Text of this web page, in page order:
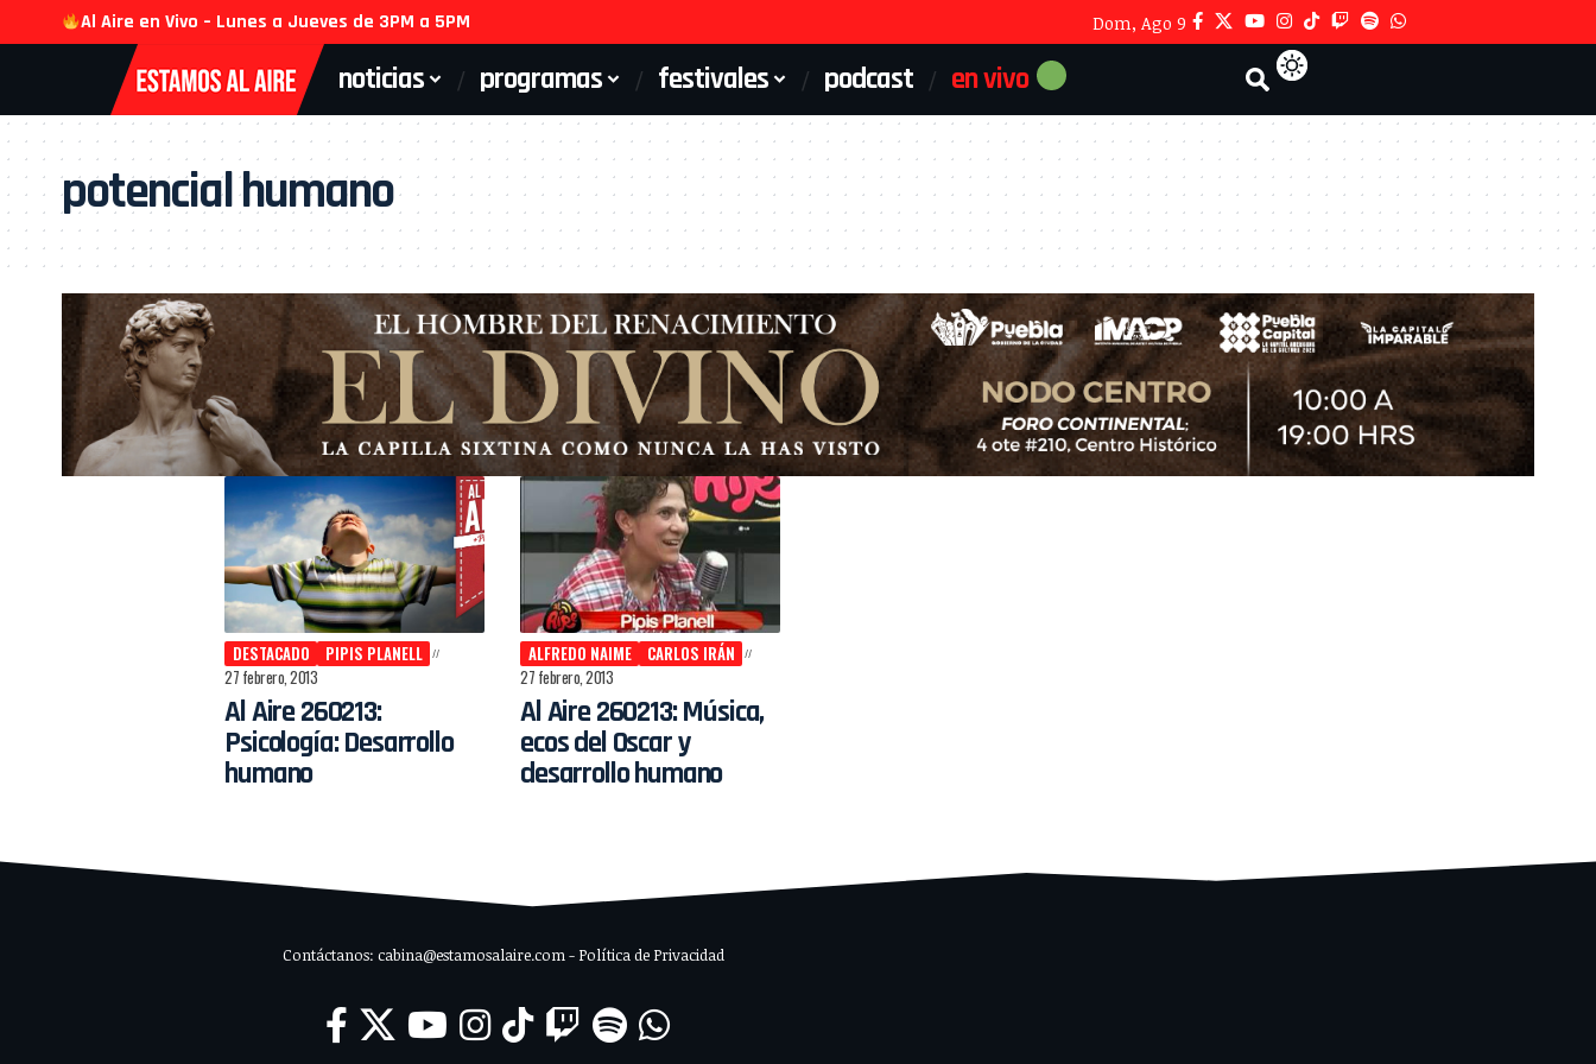
Al Aire en Vivo – Lunes a Jueves de 3PM a 5PM Dom, Ago 9
noticias programas festivales podcast en vivo
potencial humano
DESTACADO
PIPIS PLANELL
27 febrero, 2013
Al Aire 260213:
Psicología: Desarrollo
humano
ALFREDO NAIME
CARLOS IRÁN
27 febrero, 2013
Al Aire 260213: Música,
ecos del Oscar y
desarrollo humano
Contáctanos: cabina@estamosalaire.com - Política de Privacidad